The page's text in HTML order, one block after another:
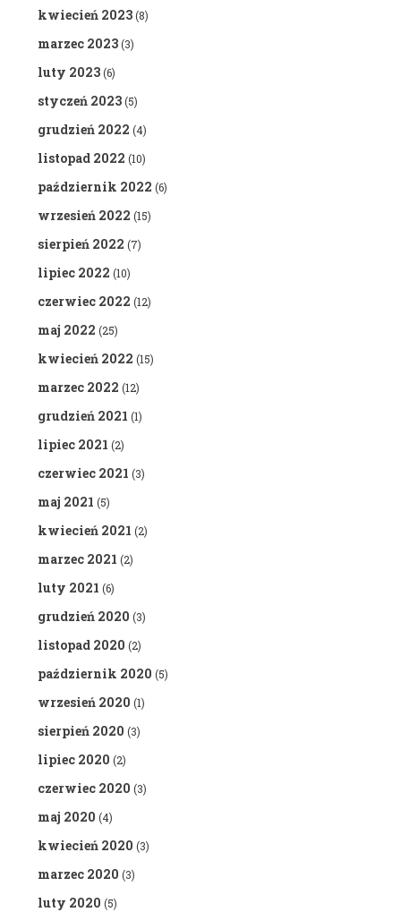
kwiecień 2023(8)
marzec 2023(3)
luty 2023(6)
styczeń 2023(5)
grudzień 2022 (4)
listopad 2022 (10)
październik 2022 (6)
wrzesień 2022 (15)
sierpień 2022 (7)
lipiec 2022 (10)
czerwiec 2022 (12)
maj 2022 (25)
kwiecień 2022 (15)
marzec 2022 (12)
grudzień 2021 (1)
lipiec 2021 (2)
czerwiec 2021 (3)
maj 2021 (5)
kwiecień 2021 (2)
marzec 2021 (2)
luty 2021 (6)
grudzień 2020 (3)
listopad 2020 (2)
październik 2020 (5)
wrzesień 2020 (1)
sierpień 2020 (3)
lipiec 2020 (2)
czerwiec 2020 (3)
maj 2020 (4)
kwiecień 2020 (3)
marzec 2020 (3)
luty 2020 (5)